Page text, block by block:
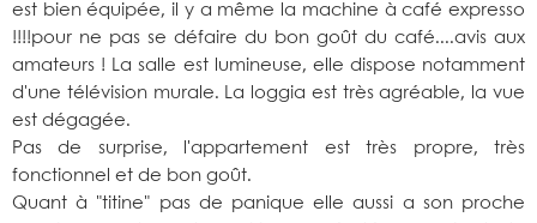
est bien équipée, il y a même la machine à café expresso
!!!!pour ne pas se défaire du bon goût du café....avis aux
amateurs ! La salle est lumineuse, elle dispose notamment
d'une télévision murale. La loggia est très agréable, la vue
est dégagée.
Pas de surprise, l'appartement est très propre, très
fonctionnel et de bon goût.
Quant à "titine" pas de panique elle aussi a son proche